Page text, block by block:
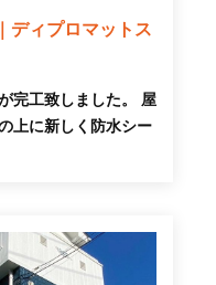
ディプロマットス
完工致しました。 屋
上に新しく防水シー